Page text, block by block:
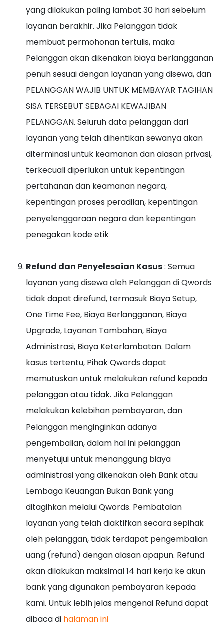
yang dilakukan paling lambat 30 hari sebelum
layanan berakhir. Jika Pelanggan tidak
membuat permohonan tertulis, maka
Pelanggan akan dikenakan biaya berlangganan
penuh sesuai dengan layanan yang disewa, dan
PELANGGAN WAJIB UNTUK MEMBAYAR TAGIHAN
SISA TERSEBUT SEBAGAI KEWAJIBAN
PELANGGAN. Seluruh data pelanggan dari
layanan yang telah dihentikan sewanya akan
diterminasi untuk keamanan dan alasan privasi,
terkecuali diperlukan untuk kepentingan
pertahanan dan keamanan negara,
kepentingan proses peradilan, kepentingan
penyelenggaraan negara dan kepentingan
penegakan kode etik
Refund dan Penyelesaian Kasus: Semua
layanan yang disewa oleh Pelanggan di Qwords
tidak dapat direfund, termasuk Biaya Setup,
One Time Fee, Biaya Berlangganan, Biaya
Upgrade, Layanan Tambahan, Biaya
Administrasi, Biaya Keterlambatan. Dalam
kasus tertentu, Pihak Qwords dapat
memutuskan untuk melakukan refund kepada
pelanggan atau tidak. Jika Pelanggan
melakukan kelebihan pembayaran, dan
Pelanggan menginginkan adanya
pengembalian, dalam hal ini pelanggan
menyetujui untuk menanggung biaya
administrasi yang dikenakan oleh Bank atau
Lembaga Keuangan Bukan Bank yang
ditagihkan melalui Qwords. Pembatalan
layanan yang telah diaktifkan secara sepihak
oleh pelanggan, tidak terdapat pengembalian
uang (refund) dengan alasan apapun. Refund
akan dilakukan maksimal 14 hari kerja ke akun
bank yang digunakan pembayaran kepada
kami. Untuk lebih jelas mengenai Refund dapat
dibaca di halaman ini